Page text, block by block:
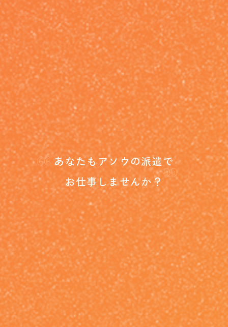
“あなたもアソウの派遣で
お仕事しませんか？ ”